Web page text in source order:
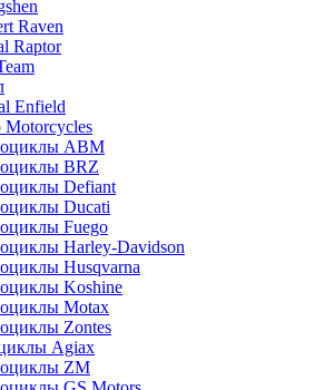
Raven
Raptor
Enfield
Motorcycles
ABM
BRZ
Defiant
Ducati
Fuego
Harley-Davidson
Husqvarna
Koshine
Motax
Zontes
Agiax
ZM